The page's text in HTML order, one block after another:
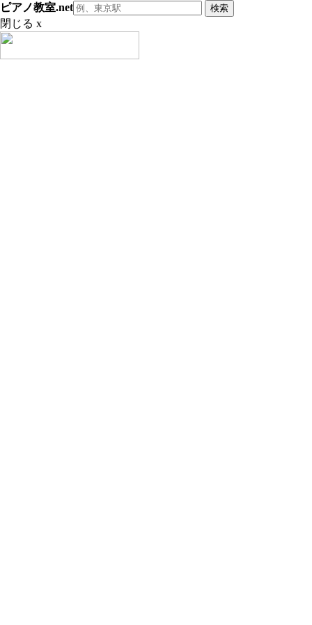
ピアノ教室.net
閉じる x